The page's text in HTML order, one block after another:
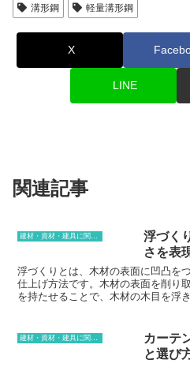
溝形鋼
軽量溝形鋼
X
LINE
関連記事
建材・資材・建具に関する用語
浮づく
さを表
浮づくりとは、木材の表面に凹凸を
仕上げ方法です。木材の表面を削り
を持たせることで、木材の木目を浮
さを引き立てたい家具を作りたい場
す。
建材・資材・建具に関する用語
カーテ
と選び